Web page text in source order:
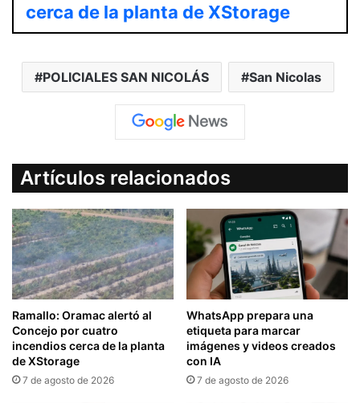
cerca de la planta de XStorage
POLICIALES SAN NICOLÁS San Nicolas
Artículos relacionados
Ramallo: Oramac alertó al
Concejo por cuatro
incendios cerca de la planta
de XStorage
7 de agosto de 2026
WhatsApp prepara una
etiqueta para marcar
imágenes y videos creados
con IA
7 de agosto de 2026